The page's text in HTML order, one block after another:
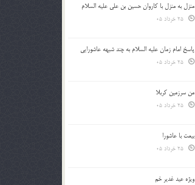
منزل به منزل با کاروان حسین بن علی علیه السلام
پاسخ امام زمان علیه السلام به چند شبهه عاشورایی
من سرزمین کربلا
بیعت با عاشورا
ویژه عید غدیر خم